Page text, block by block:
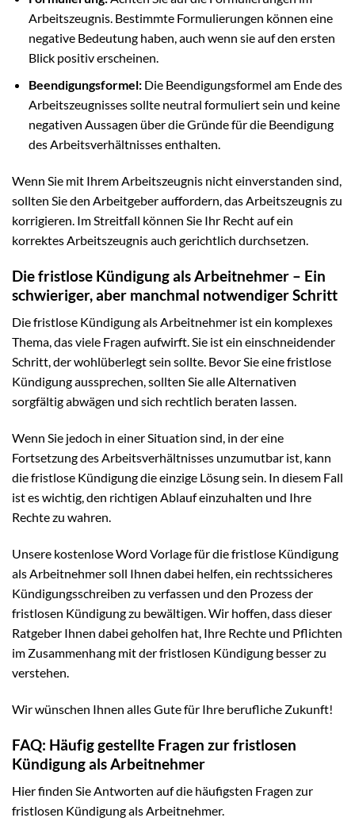
Arbeitszeugnis. Bestimmte Formulierungen können eine
negative Bedeutung haben, auch wenn sie auf den ersten
Blick positiv erscheinen.
Beendigungsformel:Die Beendigungsformel am Ende des
Arbeitszeugnisses sollte neutral formuliert sein und keine
negativen Aussagen über die Gründe für die Beendigung
des Arbeitsverhältnisses enthalten.
Wenn Sie mit Ihrem Arbeitszeugnis nicht einverstanden sind,
sollten Sie den Arbeitgeber auffordern, das Arbeitszeugnis zu
korrigieren. Im Streitfall können Sie Ihr Recht auf ein
korrektes Arbeitszeugnis auch gerichtlich durchsetzen.
Die fristlose Kündigung als Arbeitnehmer – Ein
schwieriger, aber manchmal notwendiger Schritt
Die fristlose Kündigung als Arbeitnehmer ist ein komplexes
Thema, das viele Fragen aufwirft. Sie ist ein einschneidender
Schritt, der wohlüberlegt sein sollte. Bevor Sie eine fristlose
Kündigung aussprechen, sollten Sie alle Alternativen
sorgfältig abwägen und sich rechtlich beraten lassen.
Wenn Sie jedoch in einer Situation sind, in der eine
Fortsetzung des Arbeitsverhältnisses unzumutbar ist, kann
die fristlose Kündigung die einzige Lösung sein. In diesem Fall
ist es wichtig, den richtigen Ablauf einzuhalten und Ihre
Rechte zu wahren.
Unsere kostenlose Word Vorlage für die fristlose Kündigung
als Arbeitnehmer soll Ihnen dabei helfen, ein rechtssicheres
Kündigungsschreiben zu verfassen und den Prozess der
fristlosen Kündigung zu bewältigen. Wir hoffen, dass dieser
Ratgeber Ihnen dabei geholfen hat, Ihre Rechte und Pflichten
im Zusammenhang mit der fristlosen Kündigung besser zu
verstehen.
Wir wünschen Ihnen alles Gute für Ihre berufliche Zukunft!
FAQ: Häufig gestellte Fragen zur fristlosen
Kündigung als Arbeitnehmer
Hier finden Sie Antworten auf die häufigsten Fragen zur
fristlosen Kündigung als Arbeitnehmer.